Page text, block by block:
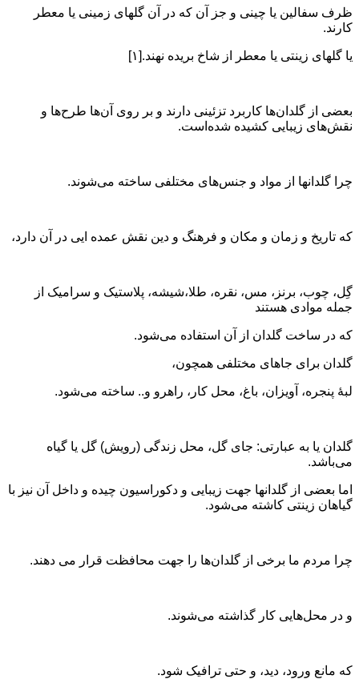
ظرف سفالین یا چینی و جز آن که در آن گلهای زمینی یا معطر
کارند.
یا گلهای زینتی یا معطر از شاخ بریده نهند.[۱]
بعضی از گلدان‌ها کاربرد تزئینی دارند و بر روی آن‌ها طرح‌ها و
نقش‌های زیبایی کشیده شده‌است.
چرا گلدانها از مواد و جنس‌های مختلفی ساخته می‌شوند.
که تاریخ و زمان و مکان و فرهنگ و دین نقش عمده ایی در آن دارد،
گِل، چوب، برنز، مس، نقره، طلا،شیشه، پلاستیک و سرامیک از
جمله موادی هستند
که در ساخت گلدان از آن استفاده می‌شود.
گلدان برای جاهای مختلفی همچون،
لبهٔ پنجره، آویزان، باغ، محل کار، راهرو و.. ساخته می‌شود.
گلدان یا به عبارتی: جای گل، محل زندگی (رویش) گل یا گیاه
می‌باشد.
اما بعضی از گلدانها جهت زیبایی و دکوراسیون چیده و داخل آن نیز با
گیاهان زینتی کاشته می‌شود.
چرا مردم ما برخی از گلدان‌‌ها را جهت محافظت قرار می دهند.
و در محل‌هایی کار گذاشته می‌شوند.
که مانع ورود، دید، و حتی ترافیک شود.